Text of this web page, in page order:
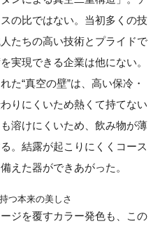
の比ではない。当初多くの技
たちの高い技術とプライドで
実現できる企業は他にない。
た“真空の壁”は、高い保冷・
りにくいため熱くて持てない
溶けにくいため、飲み物が薄
。結露が起こりにくくコース
えた器ができあがった。
つ本来の美しさ
ジを覆すカラー発色も、この